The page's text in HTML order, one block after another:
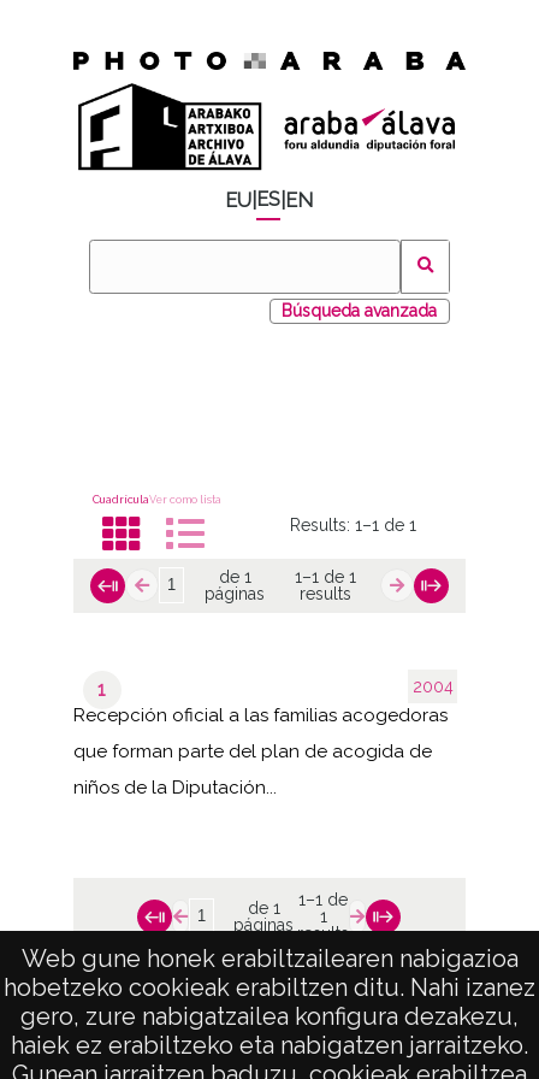
Web gune honek erabiltzailearen nabigazioa
hobetzeko cookieak erabiltzen ditu. Nahi izanez
gero, zure nabigatzailea konfigura dezakezu,
haiek ez erabiltzeko eta nabigatzen jarraitzeko.
EU ES EN
Búsqueda avanzada
CuadrículaVer como lista
Results:1–1 de 1
de 1
páginas
1–1 de 1
results
2004
1
Recepción oficial a las familias acogedoras
que forman parte del plan de acogida de
niños de la Diputación...
de 1
páginas
1–1 de
1
results